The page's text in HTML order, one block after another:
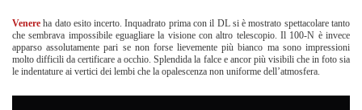
Venere ha dato esito incerto. Inquadrato prima con il DL si è mostrato spettacolare tanto
che sembrava impossibile eguagliare la visione con altro telescopio. Il 100-N è invece
apparso assolutamente pari se non forse lievemente più bianco ma sono impressioni
molto difficili da certificare a occhio. Splendida la falce e ancor più visibili che in foto sia
le indentature ai vertici dei lembi che la opalescenza non uniforme dell’atmosfera.